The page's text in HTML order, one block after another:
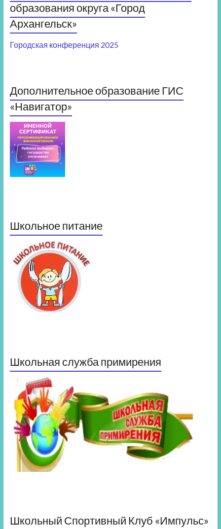
образования округа «Город
Архангельск»
Городская конференция 2025
Дополнительное образование ГИС
«Навигатор»
Школьное питание
Школьная служба примирения
Школьный Спортивный Клуб «Импульс»